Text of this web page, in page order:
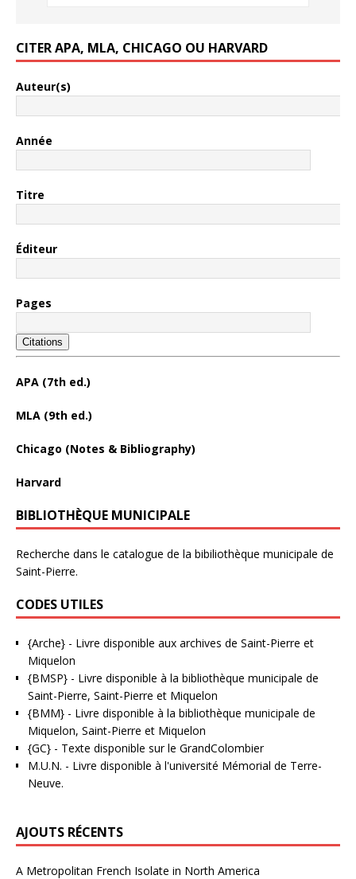
CITER APA, MLA, CHICAGO OU HARVARD
Auteur(s)
Année
Titre
Éditeur
Pages
Citations
APA (7th ed.)
MLA (9th ed.)
Chicago (Notes & Bibliography)
Harvard
BIBLIOTHÈQUE MUNICIPALE
Recherche dans le catalogue de la bibiliothèque municipale de
Saint-Pierre.
CODES UTILES
{Arche} - Livre disponible aux archives de Saint-Pierre et
Miquelon
{BMSP} - Livre disponible à la bibliothèque municipale de
Saint-Pierre, Saint-Pierre et Miquelon
{BMM} - Livre disponible à la bibliothèque municipale de
Miquelon, Saint-Pierre et Miquelon
{GC} - Texte disponible sur le GrandColombier
M.U.N. - Livre disponible à l'université Mémorial de Terre-
Neuve.
AJOUTS RÉCENTS
A Metropolitan French Isolate in North America